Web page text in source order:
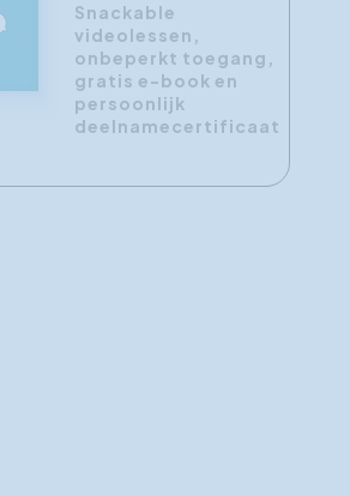
Snackable
videolessen,
onbeperkt toegang,
gratis e-book en
persoonlijk
deelnamecertificaat